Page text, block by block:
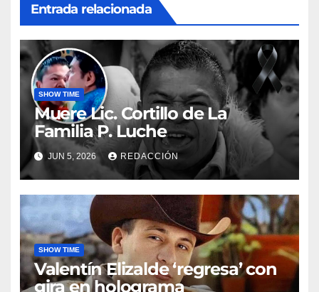
Entrada relacionada
SHOW TIME
Muere Lic. Cortillo de La
Familia P. Luche
JUN 5, 2026 REDACCIÓN
SHOW TIME
Valentín Elizalde ‘regresa’ con
gira en holograma